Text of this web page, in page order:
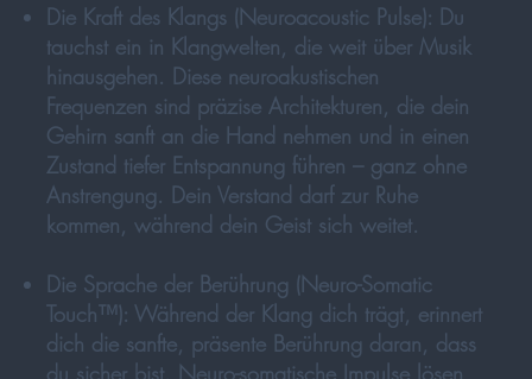
Die Kraft des Klangs (Neuroacoustic Pulse): Du
tauchst ein in Klangwelten, die weit über Musik
hinausgehen. Diese neuroakustischen
Frequenzen sind präzise Architekturen, die dein
Gehirn sanft an die Hand nehmen und in einen
Zustand tiefer Entspannung führen – ganz ohne
Anstrengung. Dein Verstand darf zur Ruhe
kommen, während dein Geist sich weitet.
Die Sprache der Berührung (Neuro-Somatic
Touch™): Während der Klang dich trägt, erinnert
dich die sanfte, präsente Berührung daran, dass
du sicher bist. Neuro-somatische Impulse lösen